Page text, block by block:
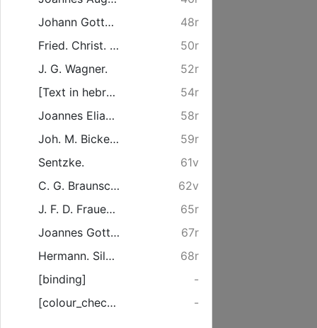
Johann Gotthilf Miculci.
48r
Fried. Christ. Manhardt. Thuringus.
50r
J. G. Wagner.
52r
[Text in hebräischer Sprache]
54r
Joannes Elias Clauss [Leserichtung: Bl. 58v-58r]
58r
Joh. M. Bickenbach [Leserichtung: Bl. 59v-59r]
59r
Sentzke.
61v
C. G. Braunschweig. Pomeranus [Leserichtung: Bl. 63v-62v]
62v
J. F. D. Frauendienst.
65r
Joannes Gottlob Fechner. Silesius [Leserichtung: Bl. 67v-67r]
67r
Hermann. Silesius [Leserichtung: Bl. 69v-68r]
68r
[binding]
-
[colour_checker]
-